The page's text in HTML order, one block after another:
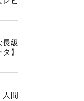
級
】
間